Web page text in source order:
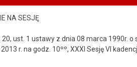
NA SESJĘ
20, ust. 1 ustawy z dnia 08 marca 1990r.
r. na godz. 10ºº, XXXI Sesję VI